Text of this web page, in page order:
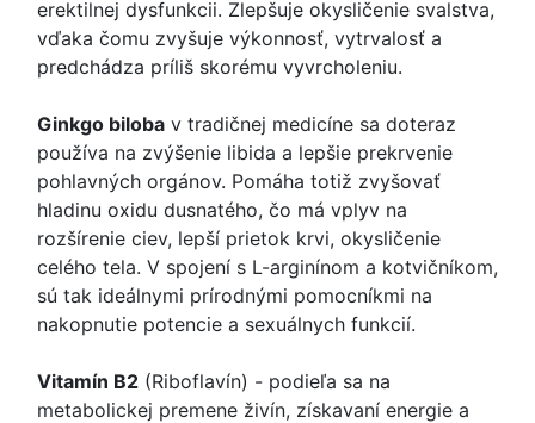
erektilnej dysfunkcii. Zlepšuje okysličenie svalstva,
vďaka čomu zvyšuje výkonnosť, vytrvalosť a
predchádza príliš skorému vyvrcholeniu.
Ginkgo biloba v tradičnej medicíne sa doteraz
používa na zvýšenie libida a lepšie prekrvenie
pohlavných orgánov. Pomáha totiž zvyšovať
hladinu oxidu dusnatého, čo má vplyv na
rozšírenie ciev, lepší prietok krvi, okysličenie
celého tela. V spojení s L-arginínom a kotvičníkom,
sú tak ideálnymi prírodnými pomocníkmi na
nakopnutie potencie a sexuálnych funkcií.
Vitamín B2 (Riboflavín) - podieľa sa na
metabolickej premene živín, získavaní energie a